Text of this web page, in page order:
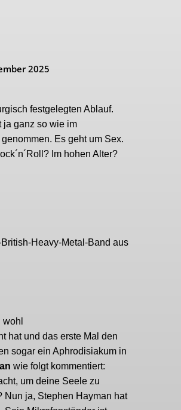
2025
festgelegten Ablauf.
ja ganz so wie im
Es geht um Sex.
Im hohen Alter?
Heavy-Metal-Band aus
hat und das erste Mal den
sogar ein Aphrodisiakum in
wie folgt kommentiert:
um deine Seele zu
Nun ja, Stephen Hayman hat